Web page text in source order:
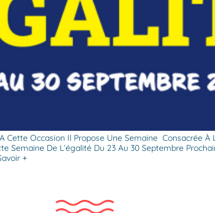
Cette Occasion Il Propose Une Semaine Consacrée À
Semaine De L’égalité Du 23 Au 30 Septembre
+